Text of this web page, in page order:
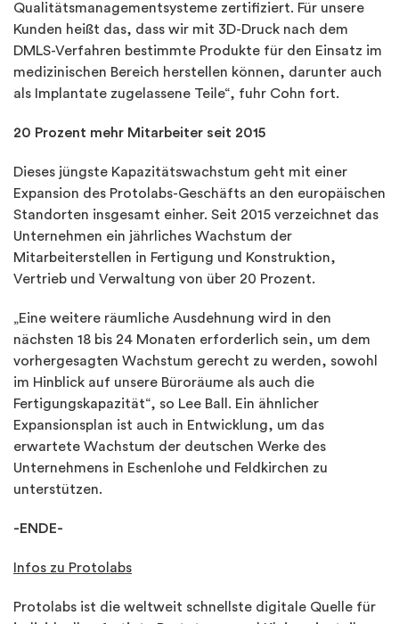
Qualitätsmanagementsysteme zertifiziert. Für unsere
Kunden heißt das, dass wir mit 3D-Druck nach dem
DMLS-Verfahren bestimmte Produkte für den Einsatz im
medizinischen Bereich herstellen können, darunter auch
als Implantate zugelassene Teile“, fuhr Cohn fort.
20 Prozent mehr Mitarbeiter seit 2015
Dieses jüngste Kapazitätswachstum geht mit einer
Expansion des Protolabs-Geschäfts an den europäischen
Standorten insgesamt einher. Seit 2015 verzeichnet das
Unternehmen ein jährliches Wachstum der
Mitarbeiterstellen in Fertigung und Konstruktion,
Vertrieb und Verwaltung von über 20 Prozent.
„Eine weitere räumliche Ausdehnung wird in den
nächsten 18 bis 24 Monaten erforderlich sein, um dem
vorhergesagten Wachstum gerecht zu werden, sowohl
im Hinblick auf unsere Büroräume als auch die
Fertigungskapazität“, so Lee Ball. Ein ähnlicher
Expansionsplan ist auch in Entwicklung, um das
erwartete Wachstum der deutschen Werke des
Unternehmens in Eschenlohe und Feldkirchen zu
unterstützen.
-ENDE-
Infos zu Protolabs
Protolabs ist die weltweit schnellste digitale Quelle für